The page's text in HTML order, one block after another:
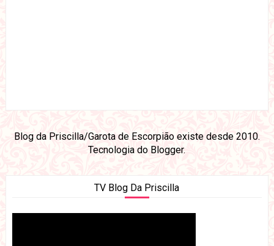
Blog da Priscilla/Garota de Escorpião existe desde 2010.
Tecnologia do Blogger.
TV Blog Da Priscilla